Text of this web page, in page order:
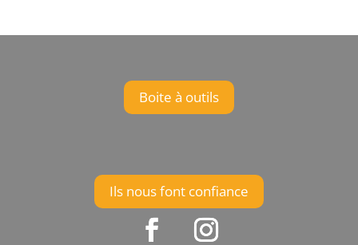
Boite à outils
Ils nous font confiance